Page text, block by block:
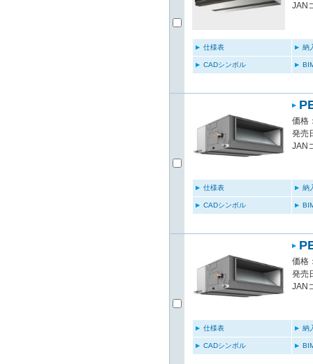
JAN
仕様表 納
CADシンボル
価格
発売
JAN
仕様表 納
CADシンボル
価格
発売
JAN
仕様表 納
CADシンボル